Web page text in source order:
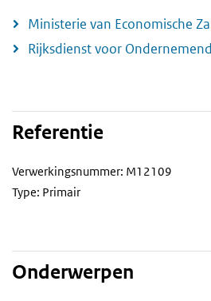
Ministerie van Economische
Rijksdienst voor
Referentie
Verwerkingsnummer: M12109
Type: Primair
Onderwerpen